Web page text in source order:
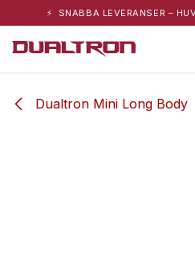
⚡ SNABBA LEVERANSER –
Dualtron Mini Long Body